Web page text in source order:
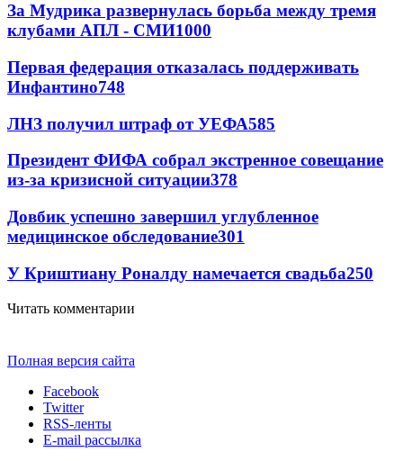
За Мудрика развернулась борьба между тремя
клубами АПЛ - СМИ1000
Первая федерация отказалась поддерживать
Инфантино748
ЛНЗ получил штраф от УЕФА585
Президент ФИФА собрал экстренное совещание
из-за кризисной ситуации378
Довбик успешно завершил углубленное
медицинское обследование301
У Криштиану Роналду намечается свадьба250
Читать комментарии
Полная версия сайта
Facebook
Twitter
RSS-ленты
E-mail рассылка